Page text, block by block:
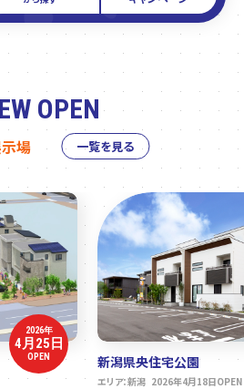
OPEN
場 一覧を見る
2026年
4月25日
OPEN 新潟県央住宅公園
エリア：新潟 2026年4月18日OPEN